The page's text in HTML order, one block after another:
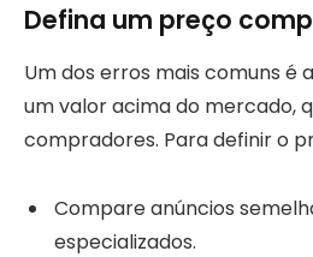
Defina um preço
Um dos erros mais comuns é
um valor acima do mercado,
compradores. Para definir o
Compare anúncios
especializados.